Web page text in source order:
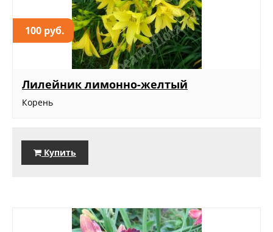
100 руб.
Лилейник лимонно-желтый
Корень
Купить